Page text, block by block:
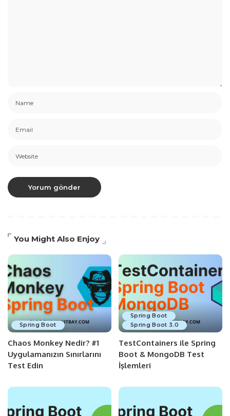
You Might Also Enjoy
Spring Boot
Chaos Monkey Nedir? #1
Uygulamanızın Sınırlarını
Test Edin
Spring Boot
Spring Boot 3.0
TestContainers ile Spring
Boot & MongoDB Test
İşlemleri